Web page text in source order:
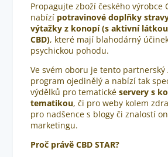
Propagujte zboží českého výrobce
nabízí potravinové doplňky
výtažky z konopí (s aktivní
CBD), které mají blahodárný
psychickou pohodu.
Ve svém oboru je tento
program ojedinělý a nabízí tak
výdělků pro tematickéservery s
tematikou, či pro weby kolem
pro nadšence s blogy či znalostí
marketingu.
Proč právě CBD STAR?